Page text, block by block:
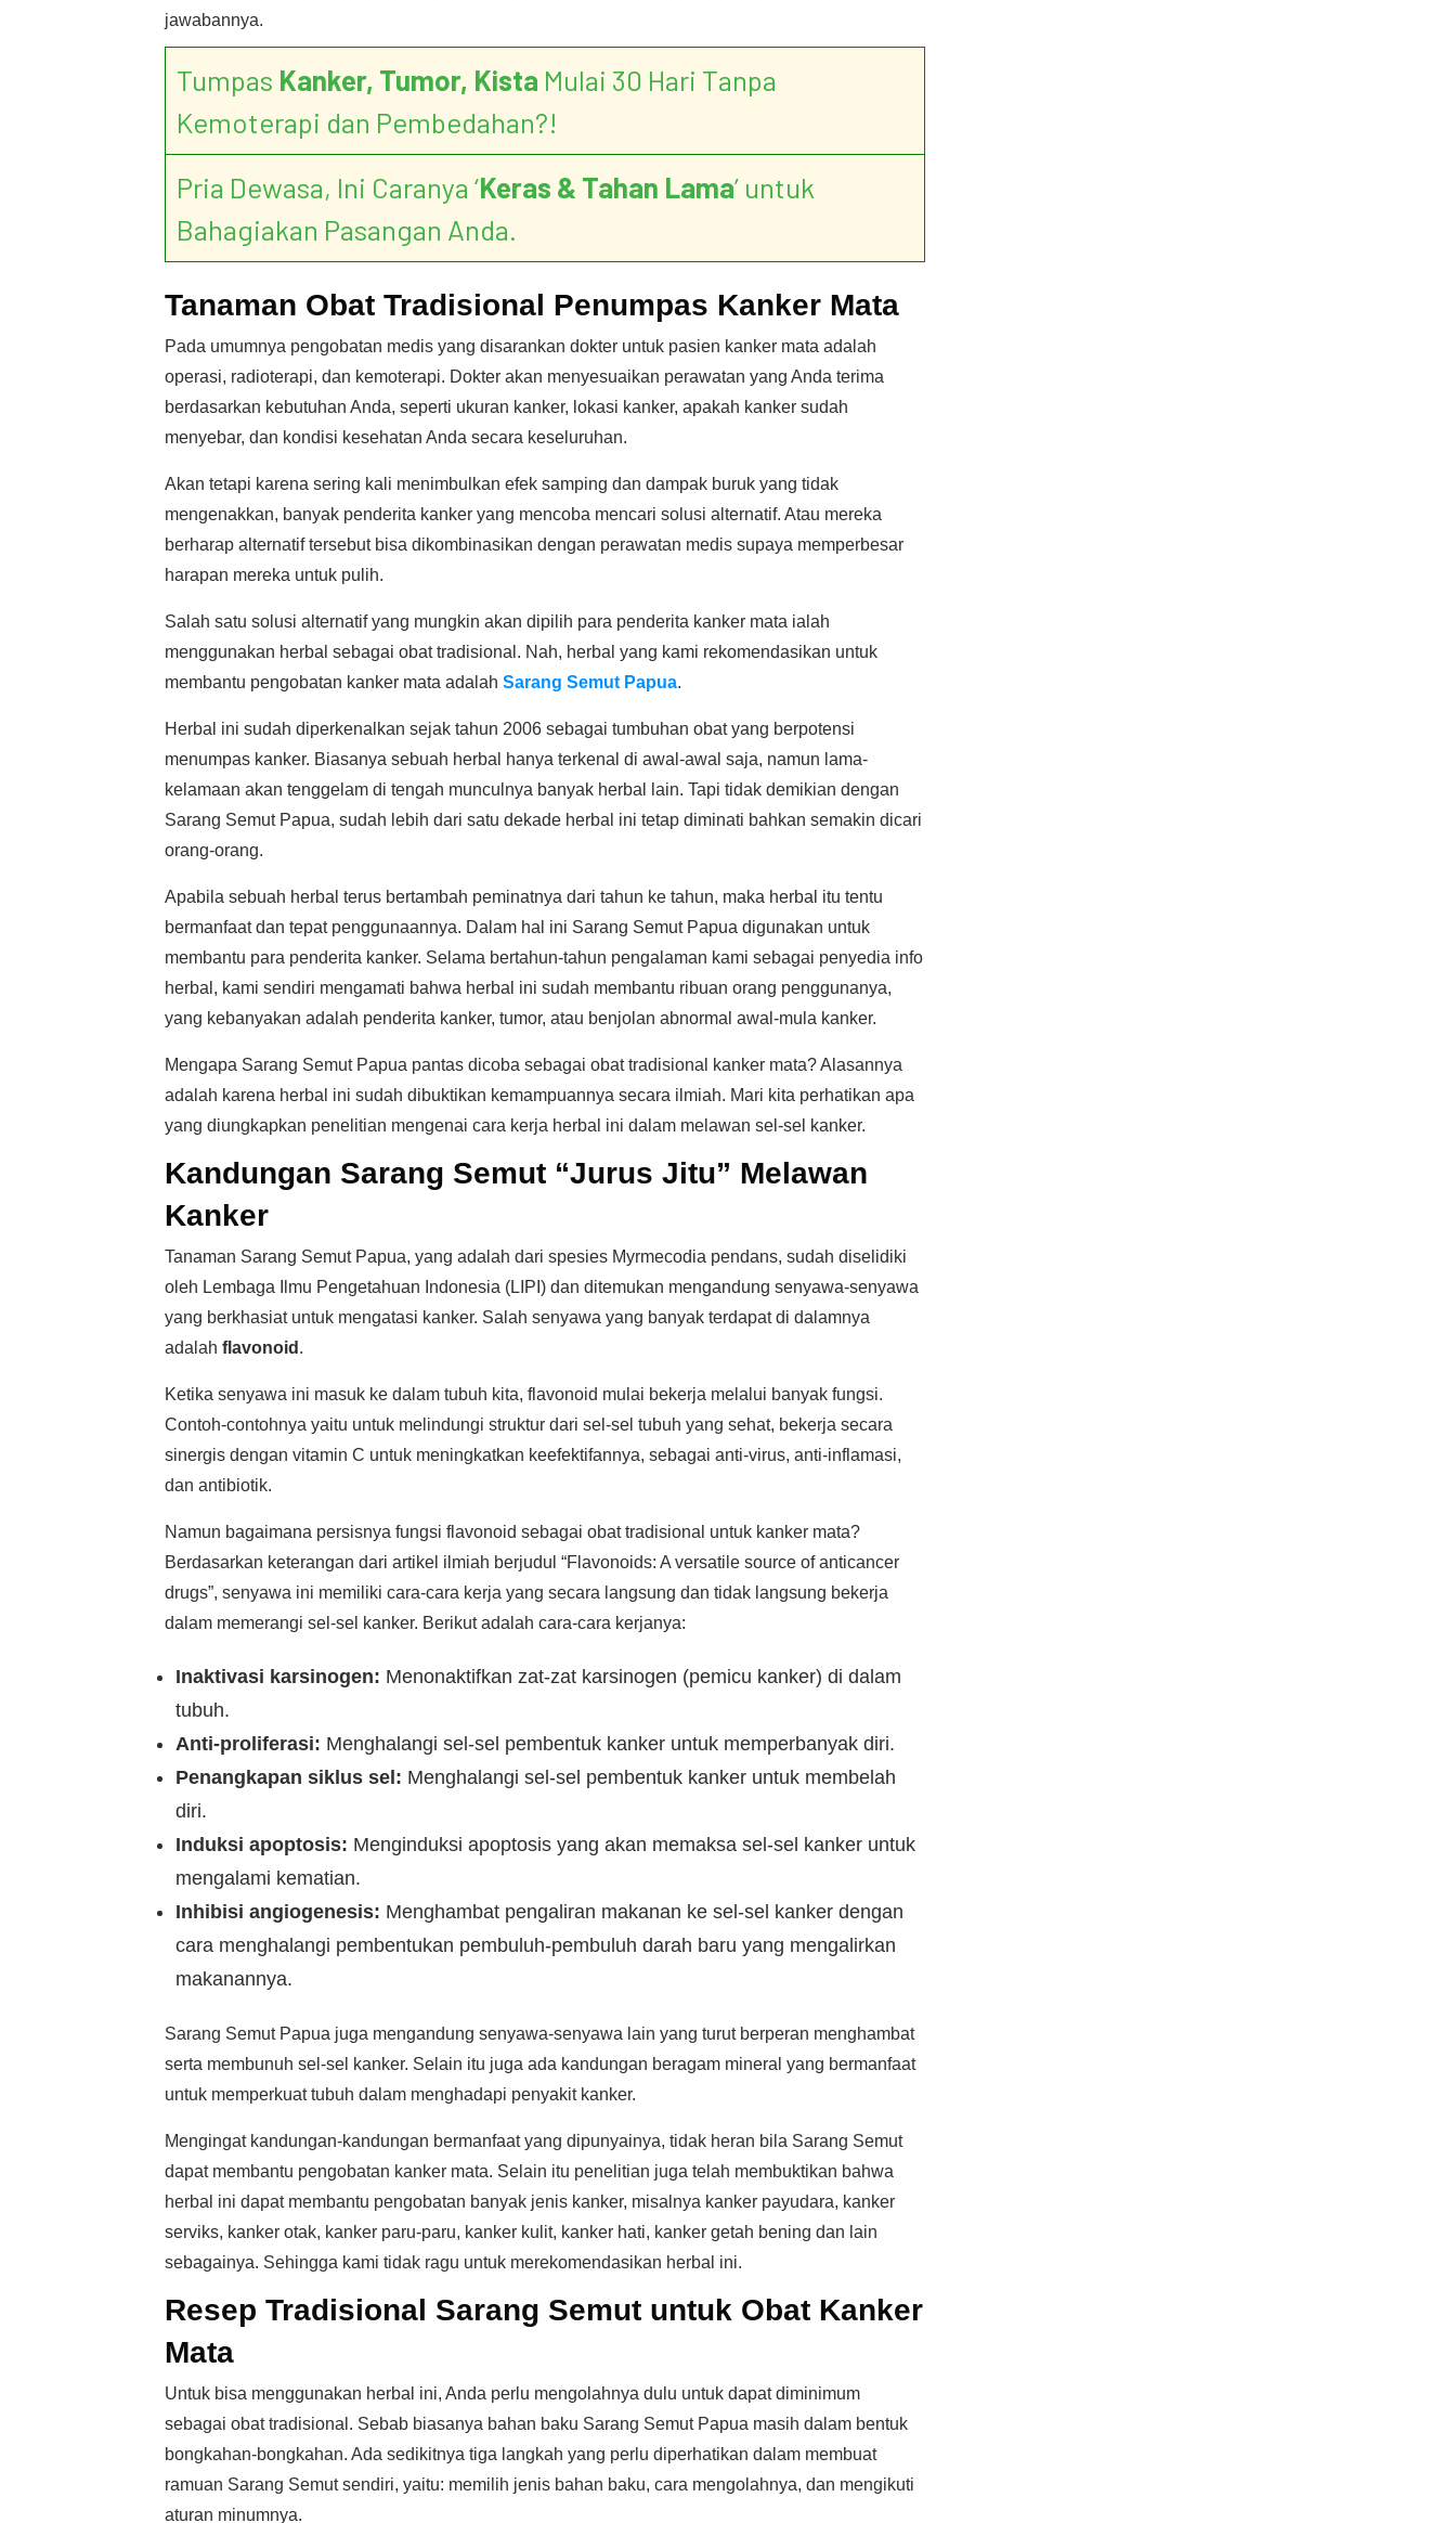
jawabannya.
Tumpas Kanker, Tumor, Kista Mulai 30 Hari Tanpa
Kemoterapi dan Pembedahan?!
Pria Dewasa, Ini Caranya ‘Keras & Tahan Lama’ untuk
Bahagiakan Pasangan Anda.
Tanaman Obat Tradisional Penumpas Kanker Mata
Pada umumnya pengobatan medis yang disarankan dokter untuk pasien kanker mata adalah
operasi, radioterapi, dan kemoterapi. Dokter akan menyesuaikan perawatan yang Anda terima
berdasarkan kebutuhan Anda, seperti ukuran kanker, lokasi kanker, apakah kanker sudah
menyebar, dan kondisi kesehatan Anda secara keseluruhan.
Akan tetapi karena sering kali menimbulkan efek samping dan dampak buruk yang tidak
mengenakkan, banyak penderita kanker yang mencoba mencari solusi alternatif. Atau mereka
berharap alternatif tersebut bisa dikombinasikan dengan perawatan medis supaya memperbesar
harapan mereka untuk pulih.
Salah satu solusi alternatif yang mungkin akan dipilih para penderita kanker mata ialah
menggunakan herbal sebagai obat tradisional. Nah, herbal yang kami rekomendasikan untuk
membantu pengobatan kanker mata adalah Sarang Semut Papua.
Herbal ini sudah diperkenalkan sejak tahun 2006 sebagai tumbuhan obat yang berpotensi
menumpas kanker. Biasanya sebuah herbal hanya terkenal di awal-awal saja, namun lama-
kelamaan akan tenggelam di tengah munculnya banyak herbal lain. Tapi tidak demikian dengan
Sarang Semut Papua, sudah lebih dari satu dekade herbal ini tetap diminati bahkan semakin dicari
orang-orang.
Apabila sebuah herbal terus bertambah peminatnya dari tahun ke tahun, maka herbal itu tentu
bermanfaat dan tepat penggunaannya. Dalam hal ini Sarang Semut Papua digunakan untuk
membantu para penderita kanker. Selama bertahun-tahun pengalaman kami sebagai penyedia info
herbal, kami sendiri mengamati bahwa herbal ini sudah membantu ribuan orang penggunanya,
yang kebanyakan adalah penderita kanker, tumor, atau benjolan abnormal awal-mula kanker.
Mengapa Sarang Semut Papua pantas dicoba sebagai obat tradisional kanker mata? Alasannya
adalah karena herbal ini sudah dibuktikan kemampuannya secara ilmiah. Mari kita perhatikan apa
yang diungkapkan penelitian mengenai cara kerja herbal ini dalam melawan sel-sel kanker.
Kandungan Sarang Semut “Jurus Jitu” Melawan
Kanker
Tanaman Sarang Semut Papua, yang adalah dari spesies Myrmecodia pendans, sudah diselidiki
oleh Lembaga Ilmu Pengetahuan Indonesia (LIPI) dan ditemukan mengandung senyawa-senyawa
yang berkhasiat untuk mengatasi kanker. Salah senyawa yang banyak terdapat di dalamnya
adalah flavonoid .
Ketika senyawa ini masuk ke dalam tubuh kita, flavonoid mulai bekerja melalui banyak fungsi.
Contoh-contohnya yaitu untuk melindungi struktur dari sel-sel tubuh yang sehat, bekerja secara
sinergis dengan vitamin C untuk meningkatkan keefektifannya, sebagai anti-virus, anti-inflamasi,
dan antibiotik.
Namun bagaimana persisnya fungsi flavonoid sebagai obat tradisional untuk kanker mata?
Berdasarkan keterangan dari artikel ilmiah berjudul “Flavonoids: A versatile source of anticancer
drugs”, senyawa ini memiliki cara-cara kerja yang secara langsung dan tidak langsung bekerja
dalam memerangi sel-sel kanker. Berikut adalah cara-cara kerjanya:
Inaktivasi karsinogen: Menonaktifkan zat-zat karsinogen (pemicu kanker) di dalam
tubuh.
Anti-proliferasi: Menghalangi sel-sel pembentuk kanker untuk memperbanyak diri.
Penangkapan siklus sel: Menghalangi sel-sel pembentuk kanker untuk membelah
diri.
Induksi apoptosis: Menginduksi apoptosis yang akan memaksa sel-sel kanker untuk
mengalami kematian.
Inhibisi angiogenesis: Menghambat pengaliran makanan ke sel-sel kanker dengan
cara menghalangi pembentukan pembuluh-pembuluh darah baru yang mengalirkan
makanannya.
Sarang Semut Papua juga mengandung senyawa-senyawa lain yang turut berperan menghambat
serta membunuh sel-sel kanker. Selain itu juga ada kandungan beragam mineral yang bermanfaat
untuk memperkuat tubuh dalam menghadapi penyakit kanker.
Mengingat kandungan-kandungan bermanfaat yang dipunyainya, tidak heran bila Sarang Semut
dapat membantu pengobatan kanker mata. Selain itu penelitian juga telah membuktikan bahwa
herbal ini dapat membantu pengobatan banyak jenis kanker, misalnya kanker payudara, kanker
serviks, kanker otak, kanker paru-paru, kanker kulit, kanker hati, kanker getah bening dan lain
sebagainya. Sehingga kami tidak ragu untuk merekomendasikan herbal ini.
Resep Tradisional Sarang Semut untuk Obat Kanker
Mata
Untuk bisa menggunakan herbal ini, Anda perlu mengolahnya dulu untuk dapat diminimum
sebagai obat tradisional. Sebab biasanya bahan baku Sarang Semut Papua masih dalam bentuk
bongkahan-bongkahan. Ada sedikitnya tiga langkah yang perlu diperhatikan dalam membuat
ramuan Sarang Semut sendiri, yaitu: memilih jenis bahan baku, cara mengolahnya, dan mengikuti
aturan minumnya.